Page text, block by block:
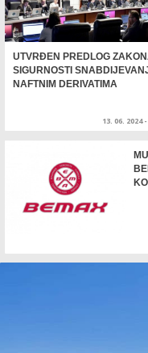
UTVRĐEN PREDLOG
SIGURNOSTI
NAFTNIM DERIVATIMA
13. 06. 2024